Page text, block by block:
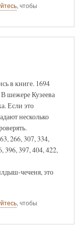
, чтобы
в книге. 1694
шежере Кузеева
Если это
несколько
266, 307, 334,
396, 397, 404, 422,
чеченя, это
, чтобы